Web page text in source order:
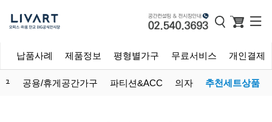
납품사례 제품정보 평형별가구 무료서비스 개인결제
공용/휴게공간가구 파티션&ACC 의자 추천세트상품